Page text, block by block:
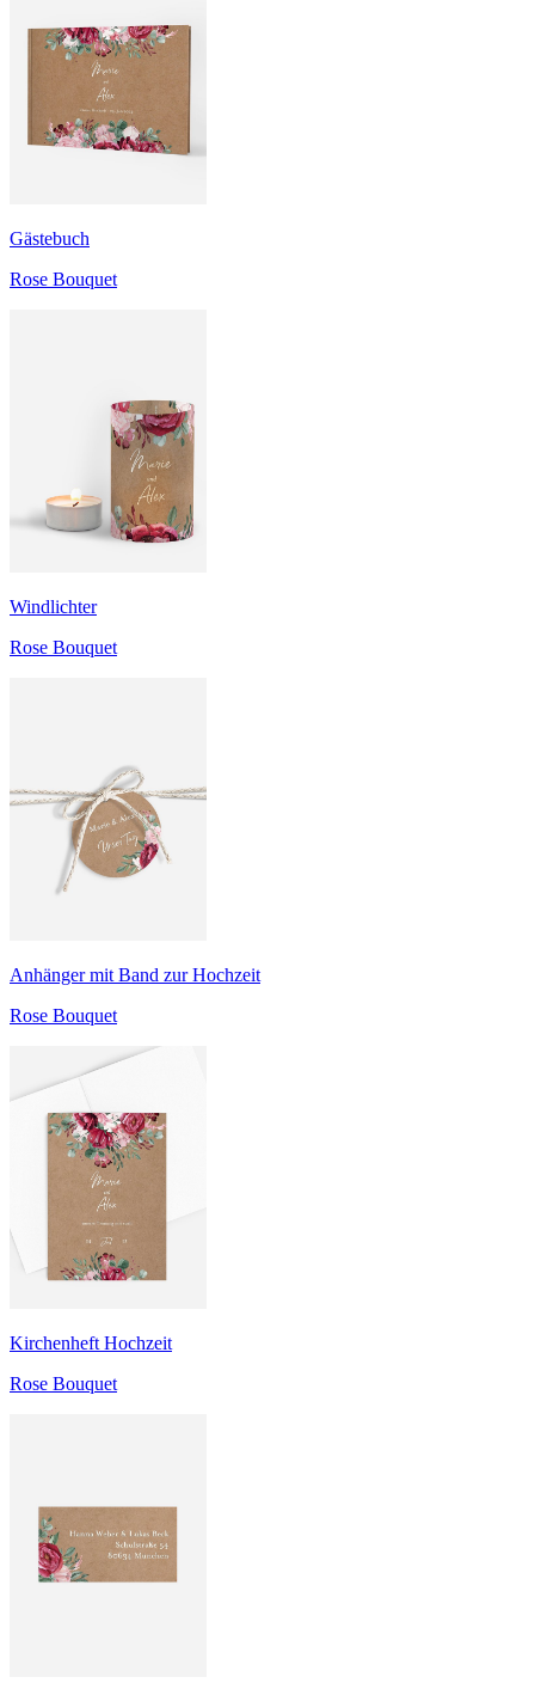
Gästebuch
Rose Bouquet
Windlichter
Rose Bouquet
Anhänger mit Band zur Hochzeit
Rose Bouquet
Kirchenheft Hochzeit
Rose Bouquet